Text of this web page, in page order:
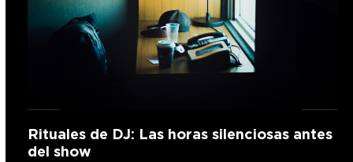
Rituales de DJ: Las horas silenciosas antes
del show